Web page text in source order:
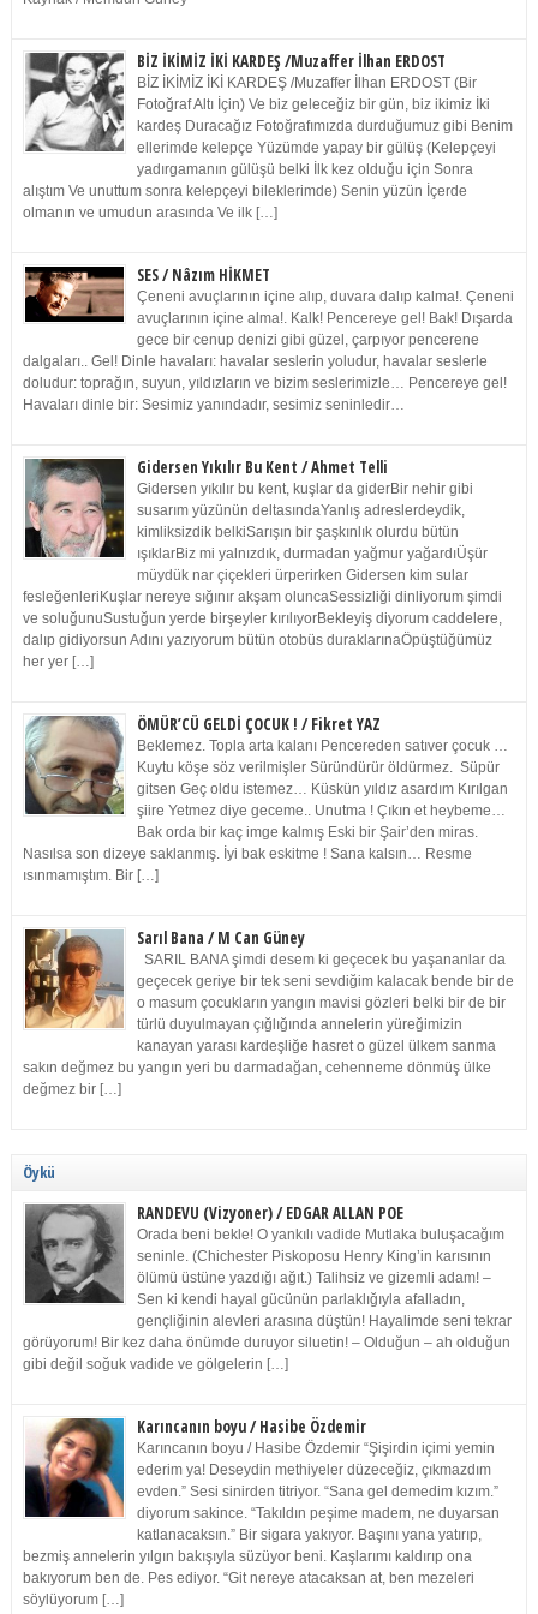
BİZ İKİMİZ İKİ KARDEŞ /Muzaffer İlhan ERDOST
BİZ İKİMİZ İKİ KARDEŞ /Muzaffer İlhan ERDOST (Bir
Fotoğraf Altı İçin) Ve biz geleceğiz bir gün, biz ikimiz İki
kardeş Duracağız Fotoğrafımızda durduğumuz gibi Benim
ellerimde kelepçe Yüzümde yapay bir gülüş (Kelepçeyi
yadırgamanın gülüşü belki İlk kez olduğu için Sonra
alıştım Ve unuttum sonra kelepçeyi bileklerimde) Senin yüzün İçerde
olmanın ve umudun arasında Ve ilk […]
SES / Nâzım HİKMET
Çeneni avuçlarının içine alıp, duvara dalıp kalma!. Çeneni
avuçlarının içine alma!. Kalk! Pencereye gel! Bak! Dışarda
gece bir cenup denizi gibi güzel, çarpıyor pencerene
dalgaları.. Gel! Dinle havaları: havalar seslerin yoludur, havalar seslerle
doludur: toprağın, suyun, yıldızların ve bizim seslerimizle… Pencereye gel!
Havaları dinle bir: Sesimiz yanındadır, sesimiz seninledir…
Gidersen Yıkılır Bu Kent / Ahmet Telli
Gidersen yıkılır bu kent, kuşlar da giderBir nehir gibi
susarım yüzünün deltasındaYanlış adreslerdeydik,
kimliksizdik belkiSarışın bir şaşkınlık olurdu bütün
ışıklarBiz mi yalnızdık, durmadan yağmur yağardıÜşür
müydük nar çiçekleri ürperirken Gidersen kim sular
fesleğenleriKuşlar nereye sığınır akşam oluncaSessizliği dinliyorum şimdi
ve soluğunuSustuğun yerde birşeyler kırılıyorBekleyiş diyorum caddelere,
dalıp gidiyorsun Adını yazıyorum bütün otobüs duraklarınaÖpüştüğümüz
her yer […]
ÖMÜR’CÜ GELDİ ÇOCUK ! / Fikret YAZ
Beklemez. Topla arta kalanı Pencereden satıver çocuk …
Kuytu köşe söz verilmişler Süründürür öldürmez. Süpür
gitsen Geç oldu istemez… Küskün yıldız asardım Kırılgan
şiire Yetmez diye geceme.. Unutma ! Çıkın et heybeme…
Bak orda bir kaç imge kalmış Eski bir Şair’den miras.
Nasılsa son dizeye saklanmış. İyi bak eskitme ! Sana kalsın… Resme
ısınmamıştım. Bir […]
Sarıl Bana / M Can Güney
SARIL BANA şimdi desem ki geçecek bu yaşananlar da
geçecek geriye bir tek seni sevdiğim kalacak bende bir de
o masum çocukların yangın mavisi gözleri belki bir de bir
türlü duyulmayan çığlığında annelerin yüreğimizin
kanayan yarası kardeşliğe hasret o güzel ülkem sanma
sakın değmez bu yangın yeri bu darmadağan, cehenneme dönmüş ülke
değmez bir […]
Öykü
RANDEVU (Vizyoner) / EDGAR ALLAN POE
Orada beni bekle! O yankılı vadide Mutlaka buluşacağım
seninle. (Chichester Piskoposu Henry King’in karısının
ölümü üstüne yazdığı ağıt.) Talihsiz ve gizemli adam! –
Sen ki kendi hayal gücünün parlaklığıyla afalladın,
gençliğinin alevleri arasına düştün! Hayalimde seni tekrar
görüyorum! Bir kez daha önümde duruyor siluetin! – Olduğun – ah olduğun
gibi değil soğuk vadide ve gölgelerin […]
Karıncanın boyu / Hasibe Özdemir
Karıncanın boyu / Hasibe Özdemir “Şişirdin içimi yemin
ederim ya! Deseydin methiyeler düzeceğiz, çıkmazdım
evden.” Sesi sinirden titriyor. “Sana gel demedim kızım.”
diyorum sakince. “Takıldın peşime madem, ne duyarsan
katlanacaksın.” Bir sigara yakıyor. Başını yana yatırıp,
bezmiş annelerin yılgın bakışıyla süzüyor beni. Kaşlarımı kaldırıp ona
bakıyorum ben de. Pes ediyor. “Git nereye atacaksan at, ben mezeleri
söylüyorum […]